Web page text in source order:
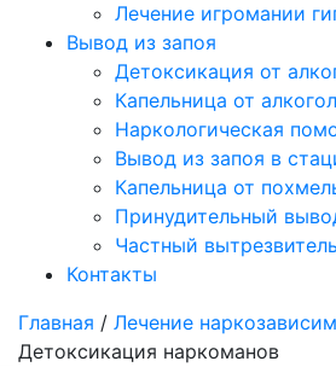
Лечение игромании
Вывод из запоя
Детоксикация от
Капельница от
Наркологическая
Вывод из запоя в
Капельница от
Принудительный
Частный вытрезвитель
Контакты
Главная / Лечение
Детоксикация наркоманов